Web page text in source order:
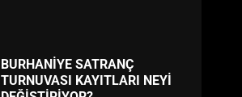
BURHANİYE SATRANÇ
TURNUVASI KAYITLARI NEYİ